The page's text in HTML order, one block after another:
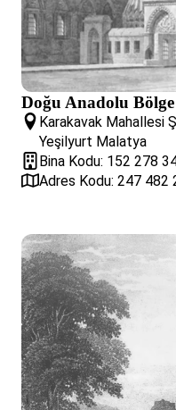
Doğu Anadolu
Karakavak Mahallesi
Yeşilyurt Malatya
Bina Kodu: 152 278
Adres Kodu: 247 482